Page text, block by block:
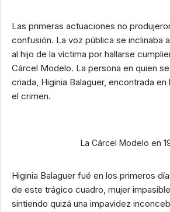
Las primeras actuaciones no
confusión. La voz pública se inclinaba
al hijo de la víctima por hallarse
Cárcel Modelo. La persona en quien
criada, Higinia Balaguer, encontrada
el crimen.
La Cárcel Modelo en
Higinia Balaguer fué en los primeros
de este trágico cuadro, mujer
sintiendo quizá una impavidez